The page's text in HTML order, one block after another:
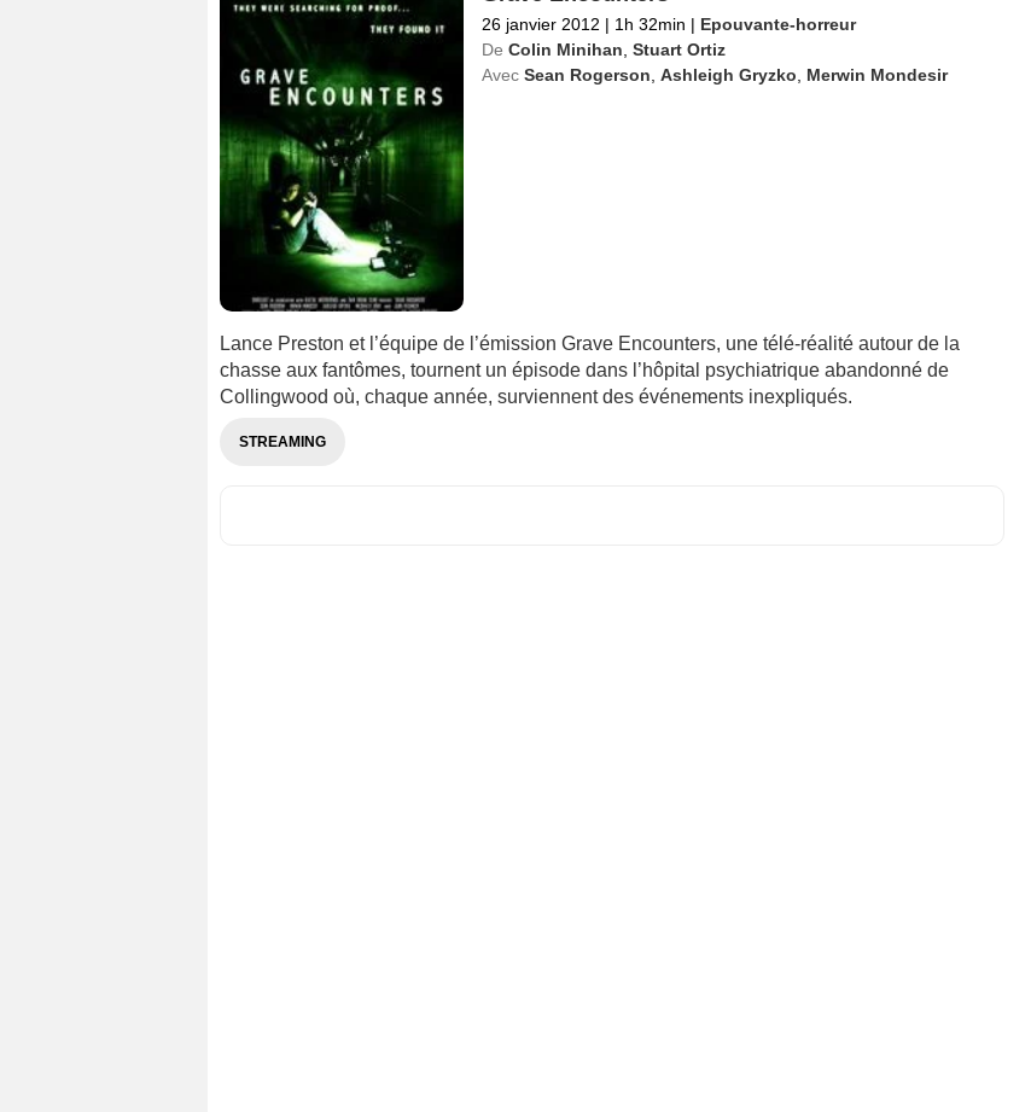
26 janvier 2012 | 1h 32min | Epouvante-horreur
De Colin Minihan Stuart Ortiz
Avec Sean Rogerson Ashleigh Gryzko Merwin Mondesir
Lance Preston et l’équipe de l’émission Grave Encounters, une télé-réalité autour de la
chasse aux fantômes, tournent un épisode dans l’hôpital psychiatrique abandonné de
Collingwood où, chaque année, surviennent des événements inexpliqués.
STREAMING